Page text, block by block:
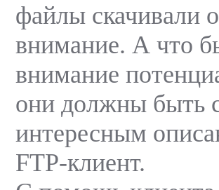
файлы скачивали
внимание. А что
внимание
они должны быть
интересным
FTP-клиент.